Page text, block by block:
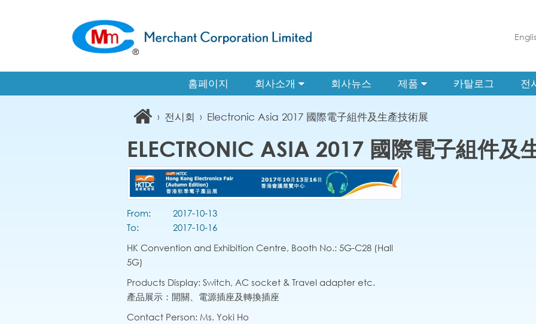
홈페이지 회사소개 회사뉴스 제품 카탈로그 전
› 전시회 › Electronic Asia 2017 國際電子組件及生產技術展
ELECTRONIC ASIA 2017 國際電子組件及
From:
2017-10-13
To:
2017-10-16
HK Convention and Exhibition Centre, Booth No.: 5G-C28 (Hall
5G)
Products Display: Switch, AC socket & Travel adapter etc.
產品展示：開關、電源插座及轉換插座
Contact Person: Ms. Yoki Ho